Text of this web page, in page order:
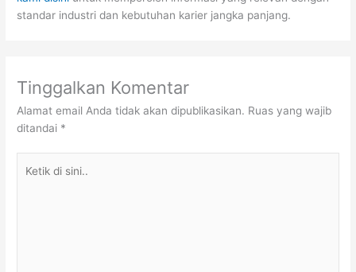
standar industri dan kebutuhan karier jangka panjang.
Tinggalkan Komentar
Alamat email Anda tidak akan dipublikasikan. Ruas yang wajib
ditandai *